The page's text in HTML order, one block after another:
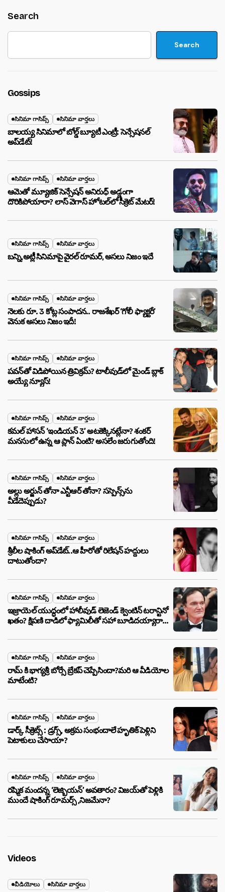
Search
Search
Gossips
సినిమా గాసిప్స్ సినిమా వార్తలు
బాలయ్య సినిమాలో బోల్డ్ బ్యూటీ ఎంట్రీ: సెన్సేషనల్
అప్‌డేట్!
సినిమా గాసిప్స్ సినిమా వార్తలు
ఆమెతో మ్యూజిక్ సెన్సేషన్ అనిరుధ్ అడ్డంగా
దొరికిపోయారా? లాస్ వెగాస్ హోటల్‌లో సీక్రెట్ మేటర్!
సినిమా గాసిప్స్ సినిమా వార్తలు
బన్ని,అట్లీ సినిమాపై వైరల్ రూమర్, అసలు నిజం ఇదే
సినిమా గాసిప్స్ సినిమా వార్తలు
నెలకు రూ. 3 కోట్ల సంపాదన.. రాజశేఖర్ ‘గోలీ ఫ్యాక్టరీ’
వెనుక అసలు నిజం ఇదీ!
సినిమా గాసిప్స్ సినిమా వార్తలు
పవన్‌తో విడిపోయిన త్రివిక్రమ్? టాలీవుడ్‌లో మైండ్ బ్లాక్
అయ్యే న్యూస్!
సినిమా గాసిప్స్ సినిమా వార్తలు
కమల్ హాసన్ ‘ఇండియన్ 3’ అటకెక్కినట్లేనా? శంకర్
మనసులో ఉన్న ఆ ప్లాన్ ఏంటి? అసలేం జరుగుతోంది!
సినిమా గాసిప్స్ సినిమా వార్తలు
అల్లు అర్జున్ తోనా ఎన్టీఆర్ తోనా? సస్పెన్స్‌ను
వీడేదెప్పుడు?
సినిమా గాసిప్స్ సినిమా వార్తలు
శ్రీలీల షాకింగ్ అప్‌డేట్..ఆ హీరోతో రిలేషన్ హద్దులు
దాటుతోందా?
సినిమా గాసిప్స్ సినిమా వార్తలు
ఇజ్రాయెల్ యుద్ధంలో హాలీవుడ్ లెజెండ్ క్వెంటిన్ టరాన్టినో
ఖతం? క్షిపణి దాడిలో ఫ్యామిలీతో సహా బూడిదయ్యారా?
సినిమా గాసిప్స్ సినిమా వార్తలు
రామ్ కి భాగ్యశ్రీ బోర్సే బ్రేకప్ చెప్పేసిందా?మరి ఆ వీడియోల
మాటేంటి?
సినిమా గాసిప్స్ సినిమా వార్తలు
డార్క్ సీక్రెట్స్ : డ్రగ్స్, అక్రమ సంభందాలే హృతిక్ పెళ్లిని
పెటాకులు చేసాయా?
సినిమా గాసిప్స్ సినిమా వార్తలు
రష్మిక మందన్న ‘లెజ్బియన్’ అవతారం? విజయ్‌తో పెళ్లికి
ముందే షాకింగ్ రూమర్స్ ,నిజమేనా?
Videos
వీడియోలు సినిమా వార్తలు